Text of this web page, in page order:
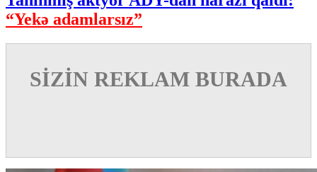
“Yekə adamlarsız”
SİZİN REKLAM BURADA